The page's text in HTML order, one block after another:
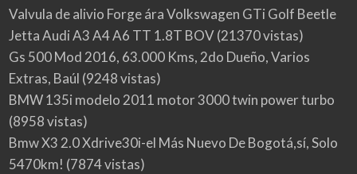
Valvula de alivio Forge ára Volkswagen GTi Golf Beetle
Jetta Audi A3 A4 A6 TT 1.8T BOV(21370 vistas)
Gs 500 Mod 2016, 63.000 Kms, 2do Dueño, Varios
Extras, Baúl (9248 vistas)
BMW 135i modelo 2011 motor 3000 twin power turbo
(8958 vistas)
Bmw X3 2.0 Xdrive30i-el Más Nuevo De Bogotá,sí, Solo
5470km! (7874 vistas)